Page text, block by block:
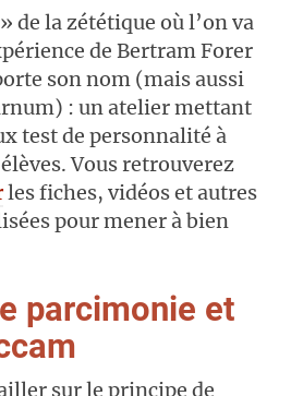
de la zététique où l’on va
de Bertram Forer
son nom (mais aussi
: un atelier mettant
test de personnalité à
Vous retrouverez
les fiches, vidéos et autres
pour mener à bien
parcimonie et
sur le principe de